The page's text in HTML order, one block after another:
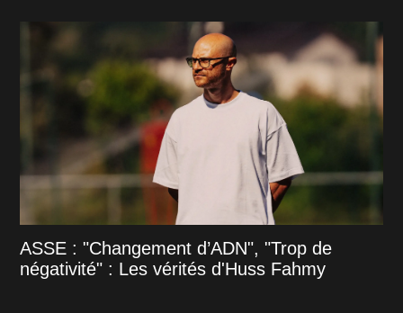
ASSE : "Changement d’ADN", "Trop de
négativité" : Les vérités d'Huss Fahmy